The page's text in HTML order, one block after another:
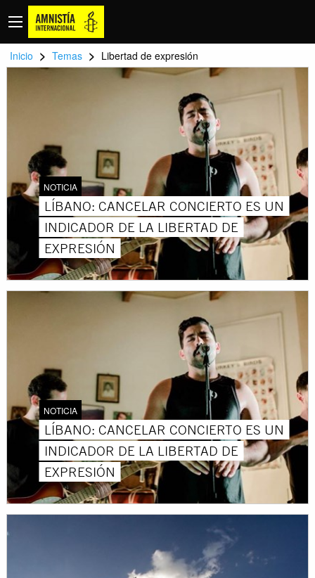
Inicio > Temas > Libertad de expresión
NOTICIA
LÍBANO: CANCELAR CONCIERTO ES UN
INDICADOR DE LA LIBERTAD DE
EXPRESIÓN
NOTICIA
LÍBANO: CANCELAR CONCIERTO ES UN
INDICADOR DE LA LIBERTAD DE
EXPRESIÓN